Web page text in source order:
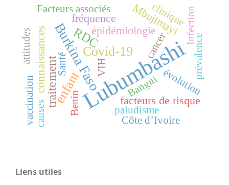
Lubumbashi
Burkina FasoCovid-19
enfant
RDC
traitement
connaissances épidémiologie
facteurs de risque
Mbujimayi
fréquence clinique
évolution
prévalence
VIH
paludisme
vaccination Bangui
Facteurs associés
Benin
Côte d’Ivoire
cancer
attitudes Santé
Infection
causes
Liens utiles